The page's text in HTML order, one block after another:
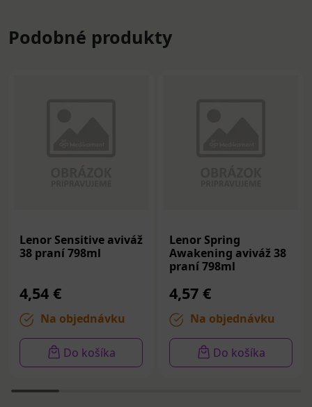
Podobné produkty
Lenor Sensitive aviváž
38 praní 798ml
4,54 €
Na objednávku
Do košíka
Lenor Spring
Awakening aviváž 38
praní 798ml
4,57 €
Na objednávku
Do košíka